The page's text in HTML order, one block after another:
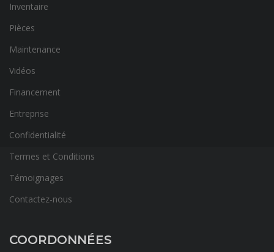
Inventaire
Pièces
Maintenance
Vidéos
Financement
Entreprise
Confidentialité
Termes et Conditions
Témoignages
Contactez-nous
COORDONNÉES